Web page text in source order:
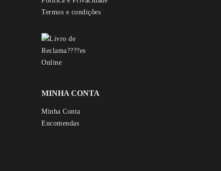
Termos e condições
MINHA CONTA
Minha Conta
Encomendas